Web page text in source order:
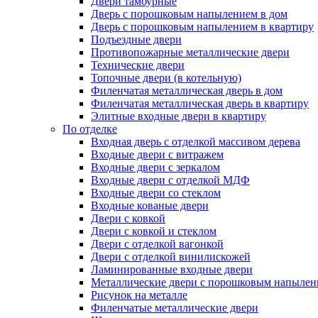
Дверь с порошковым напылением в дом
Дверь с порошковым напылением в квартиру
Подъездные двери
Противопожарные металлические двери
Технические двери
Топочные двери (в котельную)
Филенчатая металлическая дверь в дом
Филенчатая металлическая дверь в квартиру
Элитные входные двери в квартиру
По отделке
Входная дверь с отделкой массивом дерева
Входные двери с витражем
Входные двери с зеркалом
Входные двери с отделкой МДФ
Входные двери со стеклом
Входные кованые двери
Двери с ковкой
Двери с ковкой и стеклом
Двери с отделкой вагонкой
Двери с отделкой винилискожей
Ламинированные входные двери
Металлические двери с порошковым
Рисунок на металле
Филенчатые металлические двери